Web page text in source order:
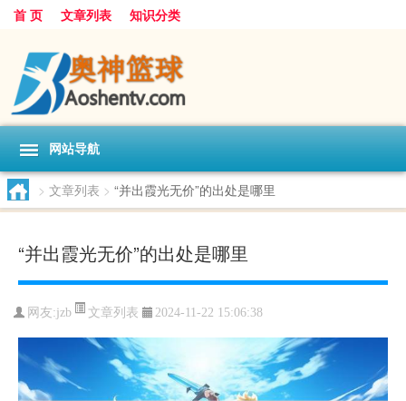
首 页 文章列表 知识分类
网站导航
> 文章列表 > “并出霞光无价”的出处是哪里
“并出霞光无价”的出处是哪里
网友:jzb 文章列表 2024-11-22 15:06:38